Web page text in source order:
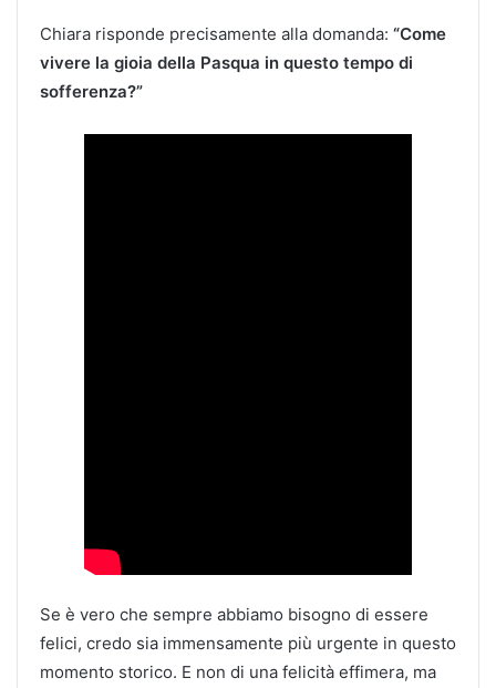
Chiara risponde precisamente alla domanda: “Come
vivere la gioia della Pasqua in questo tempo di
sofferenza?”
Se è vero che sempre abbiamo bisogno di essere
felici, credo sia immensamente più urgente in questo
momento storico. E non di una felicità effimera, ma